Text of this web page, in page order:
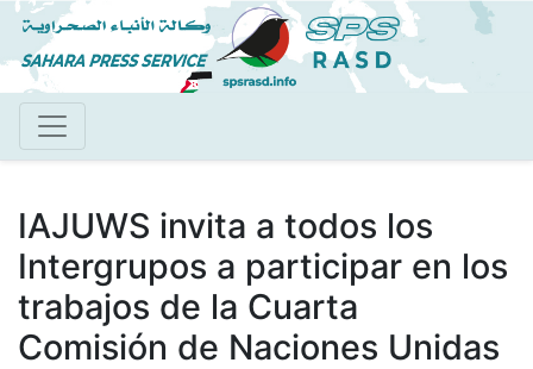
Pasar
al
contenido
IAJUWS invita a todos los
Intergrupos a participar en los
trabajos de la Cuarta
Comisión de Naciones Unidas